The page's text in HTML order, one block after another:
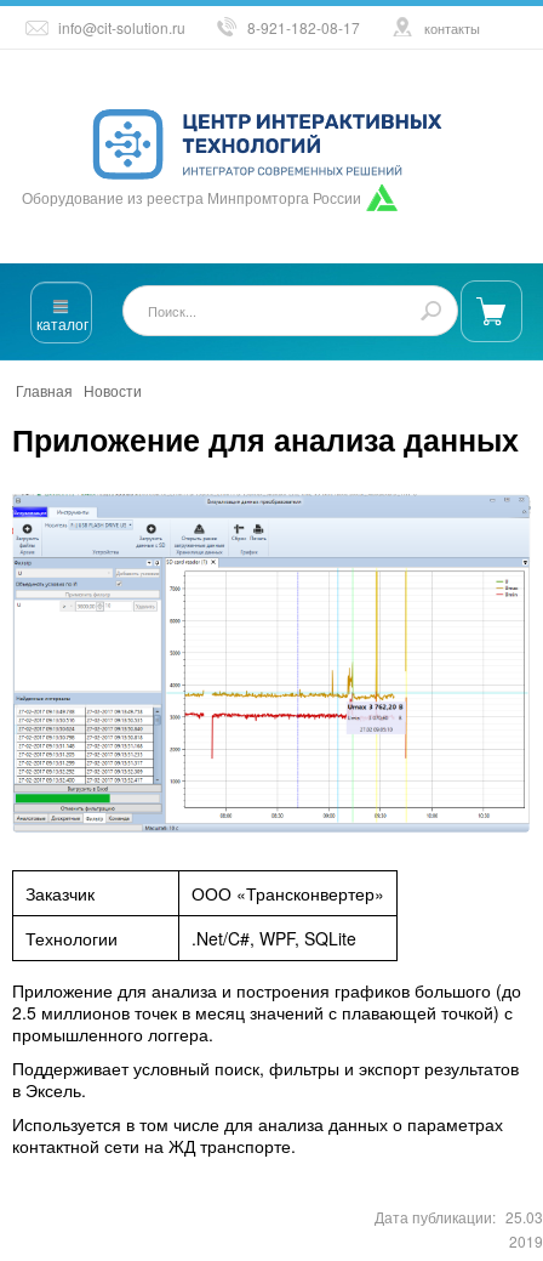
info@cit-solution.ru 8-921-182-08-17 контакты
Оборудование из реестра Минпромторга России
каталог
Главная Новости
Приложение для анализа данных
Заказчик
ООО «Трансконвертер»
Технологии
.Net/C#, WPF, SQLite
Приложение для анализа и построения графиков большого (до
2.5 миллионов точек в месяц значений с плавающей точкой) с
промышленного логгера.
Поддерживает условный поиск, фильтры и экспорт результатов
в Эксель.
Используется в том числе для анализа данных о параметрах
контактной сети на ЖД транспорте.
Дата публикации: 25.03
2019